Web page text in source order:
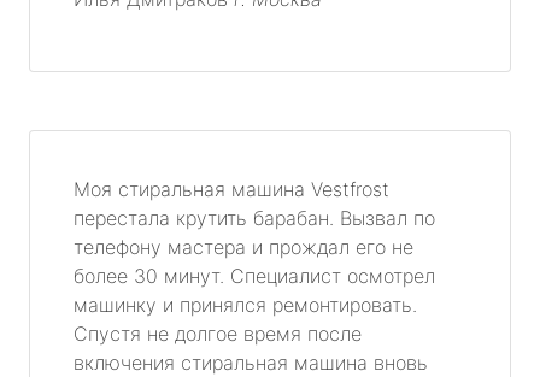
Моя стиральная машина Vestfrost
перестала крутить барабан. Вызвал по
телефону мастера и прождал его не
более 30 минут. Специалист осмотрел
машинку и принялся ремонтировать.
Спустя не долгое время после
включения стиральная машина вновь